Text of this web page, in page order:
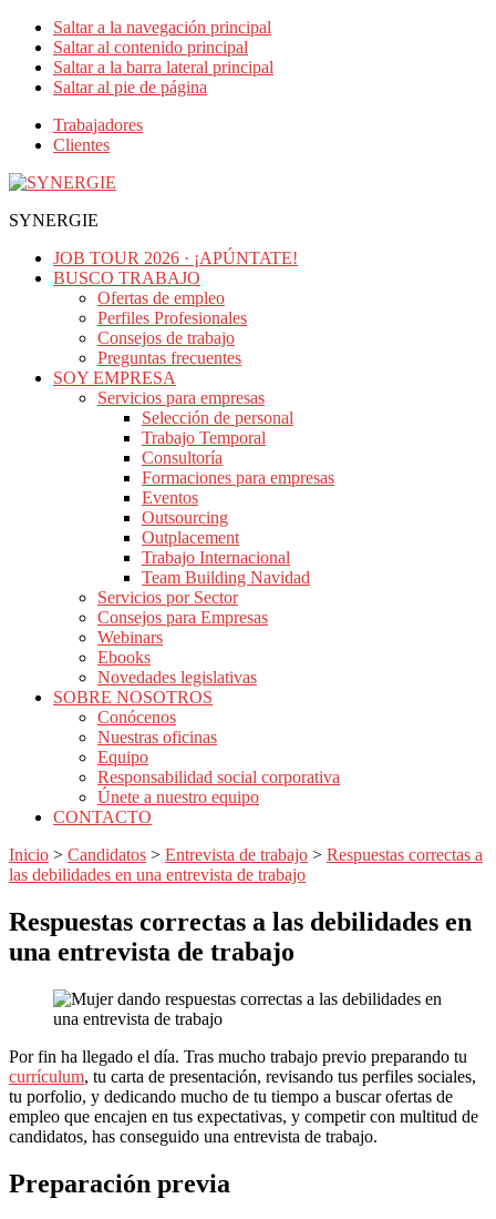
Saltar a la navegación principal
Saltar al contenido principal
Saltar a la barra lateral principal
Saltar al pie de página
Trabajadores
Clientes
SYNERGIE
JOB TOUR 2026 · ¡APÚNTATE!
BUSCO TRABAJO
Ofertas de empleo
Perfiles Profesionales
Consejos de trabajo
Preguntas frecuentes
SOY EMPRESA
Servicios para empresas
Selección de personal
Trabajo Temporal
Consultoría
Formaciones para empresas
Eventos
Outsourcing
Outplacement
Trabajo Internacional
Team Building Navidad
Servicios por Sector
Consejos para Empresas
Webinars
Ebooks
Novedades legislativas
SOBRE NOSOTROS
Conócenos
Nuestras oficinas
Equipo
Responsabilidad social corporativa
Únete a nuestro equipo
CONTACTO
Inicio > Candidatos > Entrevista de trabajo > Respuestas correctas a
las debilidades en una entrevista de trabajo
Respuestas correctas a las debilidades en
una entrevista de trabajo
Por fin ha llegado el día. Tras mucho trabajo previo preparando tu
currículum, tu carta de presentación, revisando tus perfiles sociales,
tu porfolio, y dedicando mucho de tu tiempo a buscar ofertas de
empleo que encajen en tus expectativas, y competir con multitud de
candidatos, has conseguido una entrevista de trabajo.
Preparación previa